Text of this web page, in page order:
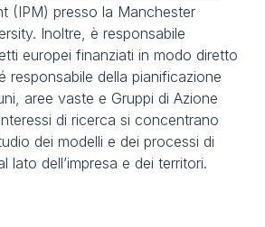
la tua visita a TTG?
(IPM) presso la Manchester
Inoltre, è responsabile
europei finanziati in modo diretto
responsabile della pianificazione
aree vaste e Gruppi di Azione
di ricerca si concentrano
dei modelli e dei processi di
lato dell’impresa e dei territori.